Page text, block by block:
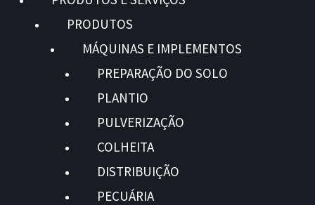
PRODUTOS
MÁQUINAS E IMPLEMENTOS
PREPARAÇÃO DO SOLO
PLANTIO
PULVERIZAÇÃO
COLHEITA
DISTRIBUIÇÃO
PECUÁRIA